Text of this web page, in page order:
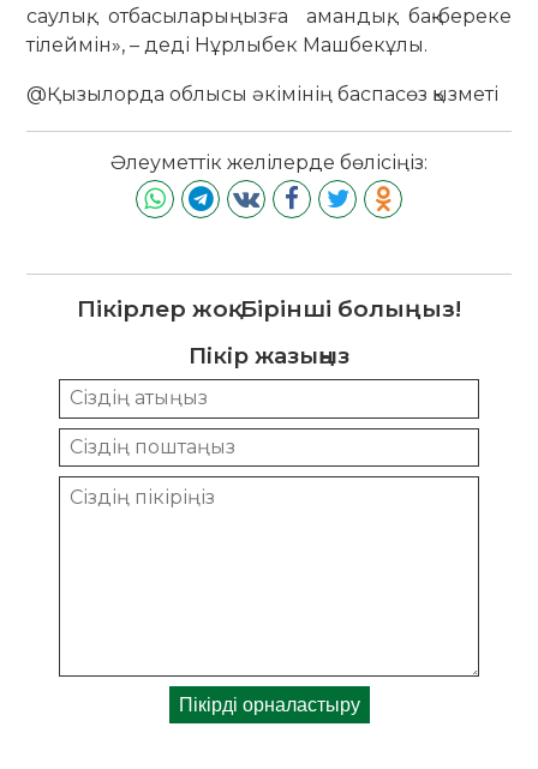
саулық, отбасыларыңызға амандық, бақ-береке
тілеймін», – деді Нұрлыбек Машбекұлы.
@Қызылорда облысы әкімінің баспасөз қызметі
Әлеуметтік желілерде бөлісіңіз:
Пікірлер жоқ. Бірінші болыңыз!
Пікір жазыңыз